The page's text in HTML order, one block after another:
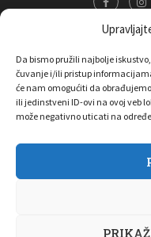
Da bismo pružili najbolje
čuvanje i/ili pristup
će nam omogućiti da
ili jedinstveni ID-ovi na ovoj veb
može negativno uticati na
O nama Marketing
Pravila